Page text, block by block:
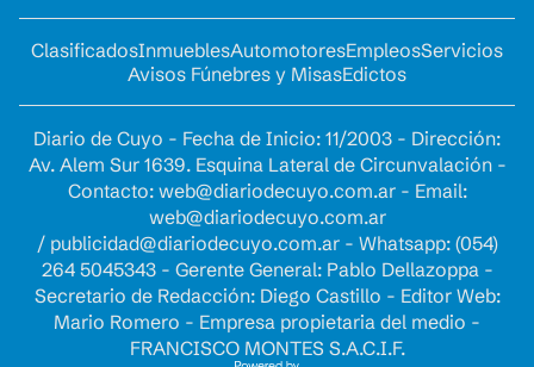
ClasificadosInmueblesAutomotoresEmpleosServicios
Avisos Fúnebres y MisasEdictos
Diario de Cuyo - Fecha de Inicio: 11/2003 - Dirección:
Av. Alem Sur 1639. Esquina Lateral de Circunvalación -
Contacto: web@diariodecuyo.com.ar- Email:
web@diariodecuyo.com.ar
/ publicidad@diariodecuyo.com.ar- Whatsapp: (054)
264 5045343 - Gerente General: Pablo Dellazoppa -
Secretario de Redacción: Diego Castillo - Editor Web:
Mario Romero - Empresa propietaria del medio -
FRANCISCO MONTES S.A.C.I.F.